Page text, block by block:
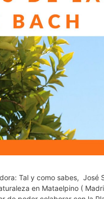
Tal y como sabes,
en Mataelpino (